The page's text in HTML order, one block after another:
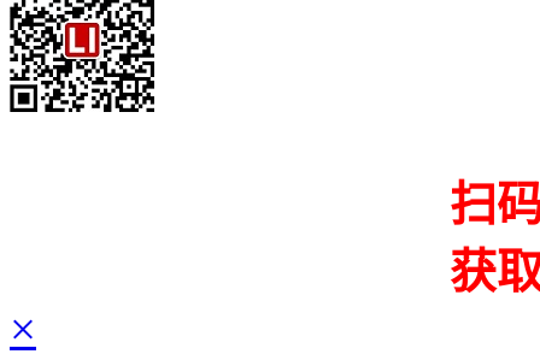
扫
获
×